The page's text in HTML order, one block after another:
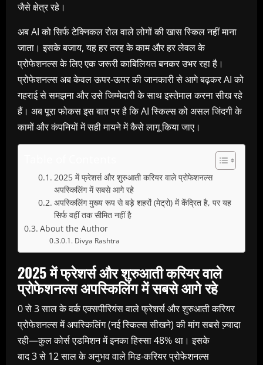
जैसे क्षेत्र रहे।
अब AI को सिर्फ टेक्निकल रोल वाले लोगों की खास स्किल नहीं माना
जाता। इसके बजाय, यह हर तरह के काम और हर लेवल के
प्रोफेशनल्स के लिए एक जरूरी काबिलियत बनकर उभर रहा है।
प्रोफेशनल्स अब केवल ऊपर-ऊपर की जानकारी से आगे बढ़कर AI को
गहराई से समझना और उसे जिम्मेदारी के साथ इस्तेमाल करना सीख रहे
हैं। अब पूरा फोकस इस बात पर है कि AI स्किल्स को असल जिंदगी के
कामों और कंपनियों में सही मायने में कैसे लागू किया जाए।
2025 में फ्रेशर्स और शुरुआती करियर वाले प्रोफेशनल्स
अपस्किलिंग में सबसे आगे रहे
अपस्किलिंग मुख्य रूप से बड़े शहरों (मेट्रो) में केंद्रित है, पर यह
सिर्फ वहीं तक सीमित नहीं है
About the Author
Divya Rashtra
2025में फ्रेशर्स और शुरुआती करियर वाले
प्रोफेशनल्स अपस्किलिंग में सबसे आगे रहे
0 से 3 साल के वर्क एक्सपीरियंस वाले फ्रेशर्स और शुरुआती करियर
प्रोफेशनल्स में अपस्किलिंग (नई स्किल्स सीखने) की मांग सबसे ज्‍़यादा
रही—कुल कोर्स एडमिशन में इनका हिस्सा 48% था। इसके
बाद 3 से 12 साल के अनुभव वाले मिड-करियर प्रोफेशनल्स